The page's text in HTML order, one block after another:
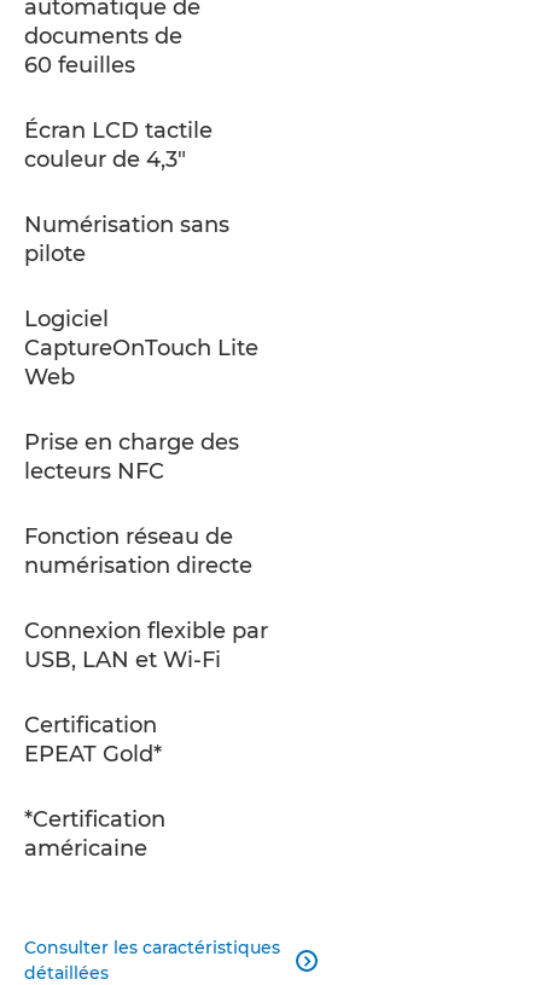
automatique de
documents de
60 feuilles
Écran LCD tactile
couleur de 4,3"
Numérisation sans
pilote
Logiciel
CaptureOnTouch Lite
Web
Prise en charge des
lecteurs NFC
Fonction réseau de
numérisation directe
Connexion flexible par
USB, LAN et Wi-Fi
Certification
EPEAT Gold*
*Certification
américaine
Consulter les caractéristiques
détaillées
